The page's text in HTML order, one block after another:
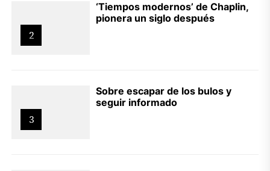
2
‘Tiempos modernos’ de Chaplin,
pionera un siglo después
3
Sobre escapar de los bulos y
seguir informado